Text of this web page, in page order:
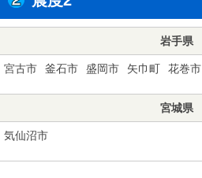
岩手県
宮古市 釜石市 盛岡市 矢巾町 花巻市
宮城県
気仙沼市